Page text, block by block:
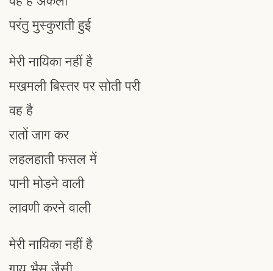
परंतु मुस्कुराती हुई
मेरी नायिका नहीं है
मखमली बिस्तर पर सोती परी
वह है
रातों जाग कर
लहलहाती फसल में
पानी मोड़ने वाली
लावणी करने वाली
मेरी नायिका नहींं है